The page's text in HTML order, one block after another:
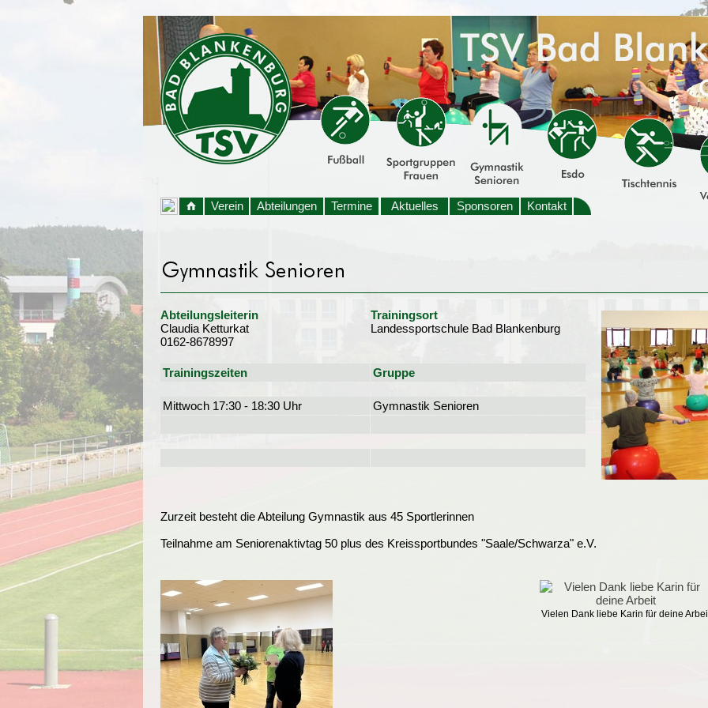
Verein Abteilungen Termine Aktuelles Sponsoren Kontakt
Abteilungsleiterin
Claudia Ketturkat
0162-8678997
Trainingsort
Landessportschule Bad Blankenburg
Trainingszeiten Gruppe
Mittwoch 17:30 - 18:30 Uhr Gymnastik Senioren
Zurzeit besteht die Abteilung Gymnastik aus 45 Sportlerinnen
Teilnahme am Seniorenaktivtag 50 plus des Kreissportbundes "Saale/Schwarza" e.V.
Vielen Dank liebe Karin für deine